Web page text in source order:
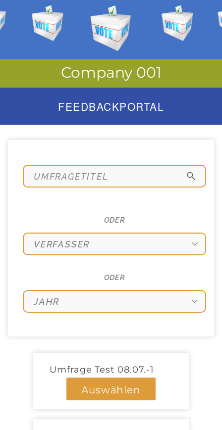
Company 001
FEEDBACKPORTAL
ODER
ODER
Umfrage Test 08.07.-1
Auswählen